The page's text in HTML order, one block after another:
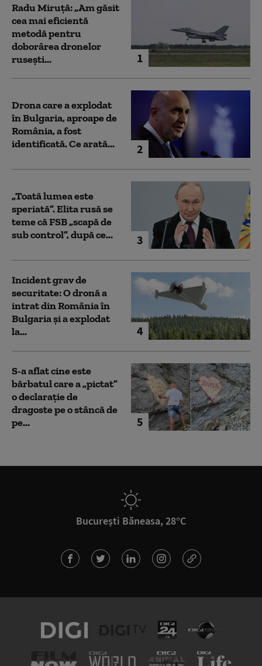
1
Radu Miruță: „Am găsit
cea mai eficientă
metodă pentru
doborârea dronelor
rusești...
2
Drona care a explodat
în Bulgaria, aproape de
România, a fost
identificată. Ce arată...
3
„Toată lumea este
speriată”. Elita rusă se
teme că FSB „scapă de
sub control”, după ce...
4
Incident grav de
securitate: O dronă a
intrat din România în
Bulgaria şi a explodat
la...
5
S-a aflat cine este
bărbatul care a „pictat”
o declarație de
dragoste pe o stâncă de
pe...
București Băneasa, 28°C